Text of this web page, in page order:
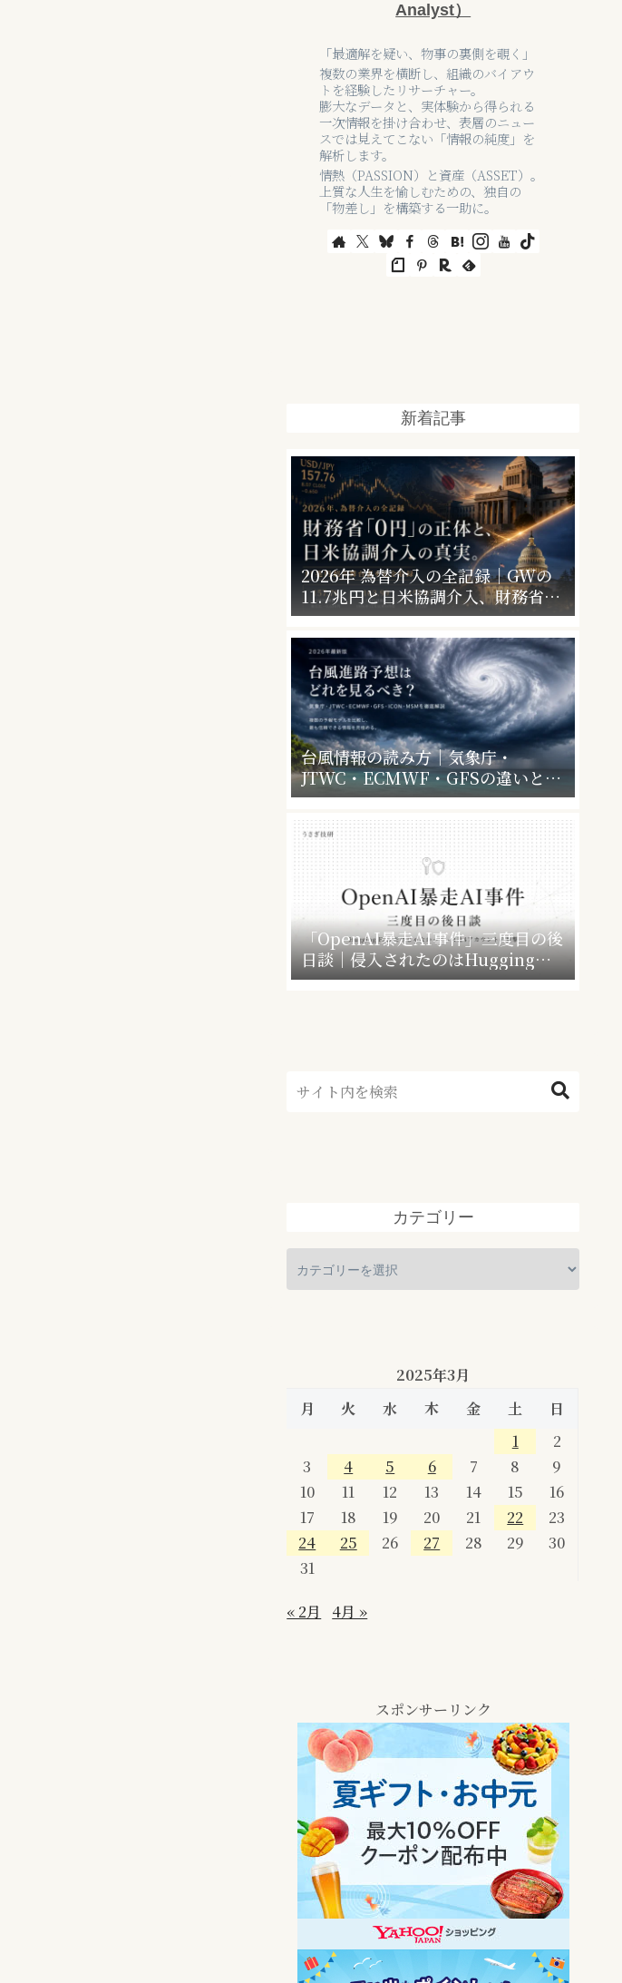
Analyst）
「最適解を疑い、物事の裏側を覗く」
複数の業界を横断し、組織のバイアウ
トを経験したリサーチャー。
膨大なデータと、実体験から得られる
一次情報を掛け合わせ、表層のニュー
スでは見えてこない「情報の純度」を
解析します。
情熱（PASSION）と資産（ASSET）。
上質な人生を愉しむための、独自の
「物差し」を構築する一助に。
新着記事
2026年 為替介入の全記録｜GWの
11.7兆円と日米協調介入、財務省
「0円」の意味
台風情報の読み方｜気象庁・
JTWC・ECMWF・GFSの違いと、
暴風警報で会社・学校はどうなるか
「OpenAI暴走AI事件」三度目の後
日談｜侵入されたのはHugging
Faceだけじゃなかった”4社4アカウ
カテゴリー
2025年3月
月
火 水 木 金 土
日
1
2
3
4 5 6 7 8
9
10
11 12 13 14 15
16
17
18 19 20 21 22
23
24
25 26 27 28 29
30
31
« 2月 4月 »
スポンサーリンク